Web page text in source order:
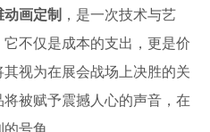
画定制 ，是一次技术与艺
不仅是成本的支出，更是价
视为在展会战场上决胜的关
被赋予震撼人心的声音，在